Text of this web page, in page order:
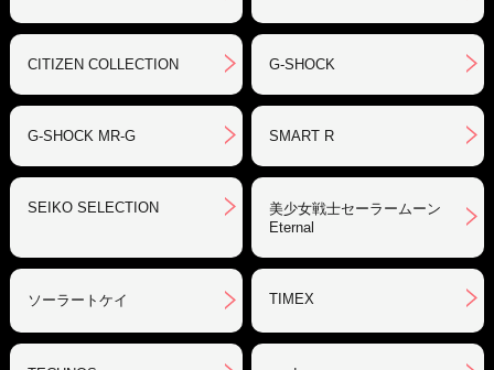
CITIZEN COLLECTION G-SHOCK
G-SHOCK MR-G SMART R
SEIKO SELECTION
美少女戦士セーラームーン
Eternal
ソーラートケイ TIMEX